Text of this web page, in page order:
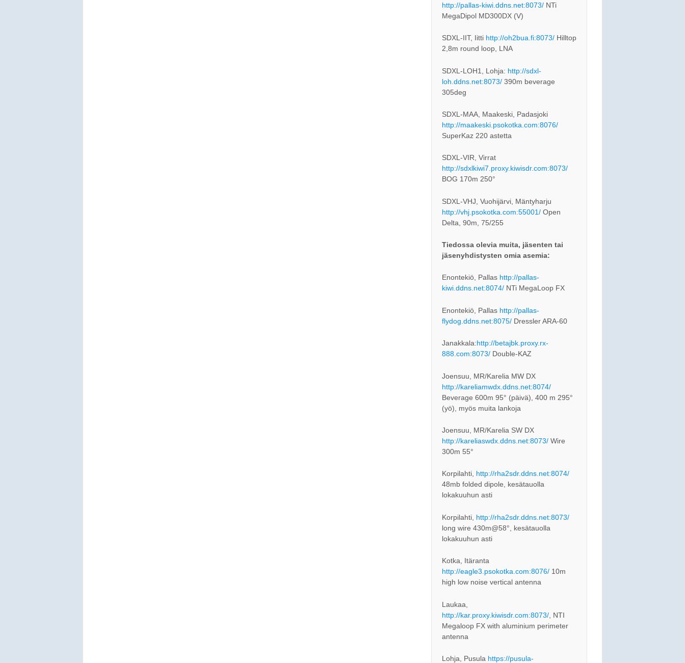
http://pallas-kiwi.ddns.net:8073/NTi
MegaDipol MD300DX (V)
SDXL-IIT, Iitti http://oh2bua.fi:8073/Hilltop
2,8m round loop, LNA
SDXL-LOH1, Lohja: http://sdxl-
loh.ddns.net:8073/390m beverage
305deg
SDXL-MAA, Maakeski, Padasjoki
http://maakeski.psokotka.com:8076/
SuperKaz 220 astetta
SDXL-VIR, Virrat
http://sdxlkiwi7.proxy.kiwisdr.com:8073/
BOG 170m 250°
SDXL-VHJ, Vuohijärvi, Mäntyharju
http://vhj.psokotka.com:55001/Open
Delta, 90m, 75/255
Tiedossa olevia muita, jäsenten tai
jäsenyhdistysten omia asemia:
Enontekiö, Pallas http://pallas-
kiwi.ddns.net:8074/NTi MegaLoop FX
Enontekiö, Pallas http://pallas-
flydog.ddns.net:8075/Dressler ARA-60
Janakkala:http://betajbk.proxy.rx-
888.com:8073/Double-KAZ
Joensuu, MR/Karelia MW DX
http://kareliamwdx.ddns.net:8074/
Beverage 600m 95° (päivä), 400 m 295°
(yö), myös muita lankoja
Joensuu, MR/Karelia SW DX
http://kareliaswdx.ddns.net:8073/Wire
300m 55°
Korpilahti, http://rha2sdr.ddns.net:8074/
48mb folded dipole, kesätauolla
lokakuuhun asti
Korpilahti, http://rha2sdr.ddns.net:8073/
long wire 430m@58°, kesätauolla
lokakuuhun asti
Kotka, Itäranta
http://eagle3.psokotka.com:8076/10m
high low noise vertical antenna
Laukaa,
http://kar.proxy.kiwisdr.com:8073/, NTI
Megaloop FX with aluminium perimeter
antenna
Lohja, Pusula https://pusula-